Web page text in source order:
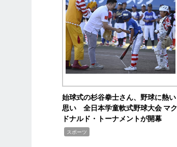
始球式の杉谷拳士さん、野球に熱い
思い 全日本学童軟式野球大会 マク
ドナルド・トーナメントが開幕
スポーツ